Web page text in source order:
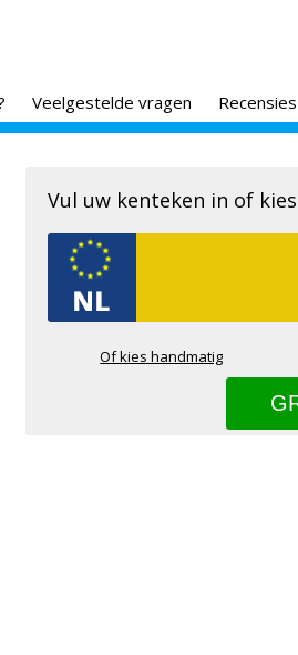
Veelgestelde vragen Recensies
Vul uw kenteken in of
Of kies handmatig